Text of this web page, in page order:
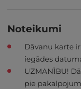
Noteikumi
Dāvanu karte
iegādes
UZMANĪBU!
pie